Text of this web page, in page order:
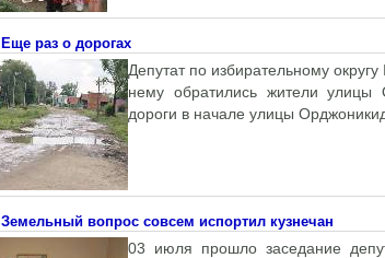
Еще раз о дорогах
Депутат по избирательному
нему обратились жители улицы
дороги в начале улицы
Земельный вопрос совсем испортил кузнечан
03 июля прошло заседание